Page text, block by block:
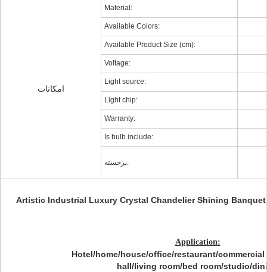
امکانات
Material:
Available Colors:
Available Product Size (cm):
Voltage:
Light source:
Light chip:
Warranty:
Is bulb include:
برجسته:
Artistic Industrial Luxury Crystal Chandelier Shining
Application:
Hotel/home/house/office/restaurant/
hall/living room/bed room/studio/